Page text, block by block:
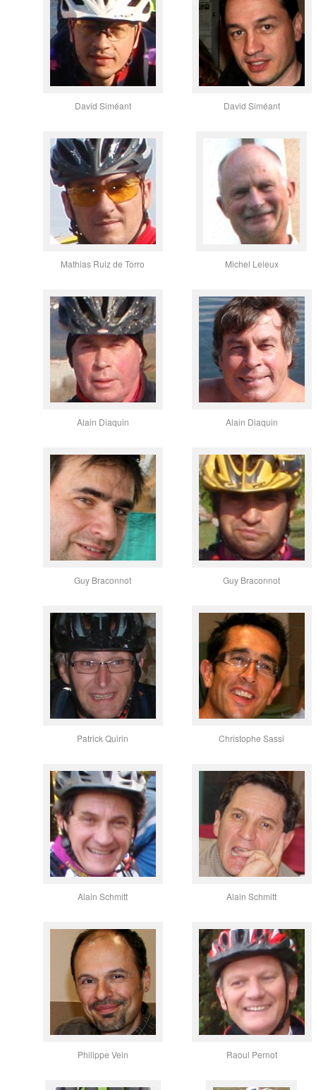
David Siméant David Siméant
Mathias Ruiz de Torro Michel Leleux
Alain Diaquin Alain Diaquin
Guy Braconnot Guy Braconnot
Patrick Quirin Christophe Sassi
Alain Schmitt Alain Schmitt
Philippe Vein Raoul Pernot